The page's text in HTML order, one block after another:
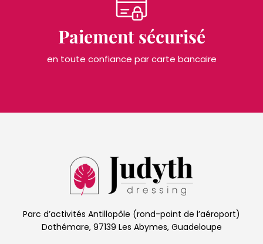
Paiement sécurisé
en toute confiance par carte bancaire
Parc d’activités Antillopôle (rond-point de l’aéroport)
Dothémare, 97139 Les Abymes, Guadeloupe